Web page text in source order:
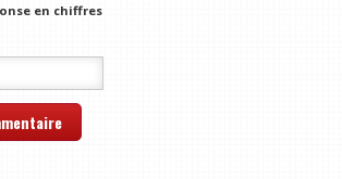
en chiffres